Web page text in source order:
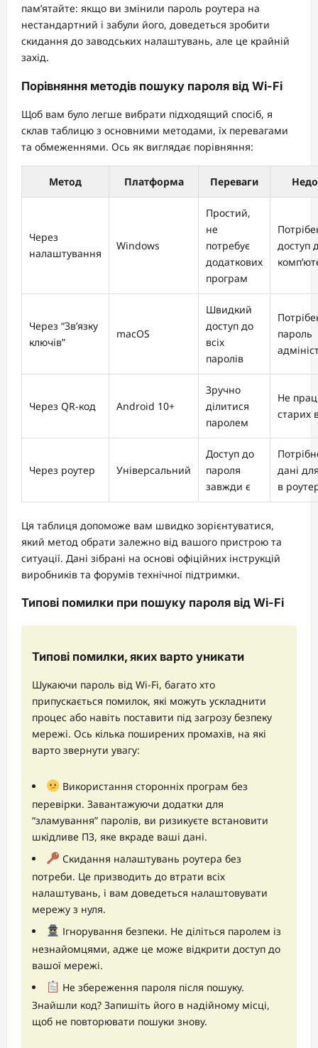
пам’ятайте: якщо ви змінили пароль роутера на
нестандартний і забули його, доведеться зробити
скидання до заводських налаштувань, але це крайній
захід.
Порівняння методів пошуку пароля від Wi-Fi
Щоб вам було легше вибрати підходящий спосіб, я
склав таблицю з основними методами, їх перевагами
та обмеженнями. Ось як виглядає порівняння:
Метод Платформа Переваги
Через
налаштування
Windows
Простий,
не
потребує
додаткових
програм
доступ
Через “Зв’язку
ключів”
macOS
Швидкий
доступ до
всіх
паролів
пароль
Через QR-код Android 10+
Зручно
ділитися
паролем
Не
старих
Через роутер Універсальний
Доступ до
пароля
завжди є
дані
в
Ця таблиця допоможе вам швидко зорієнтуватися,
який метод обрати залежно від вашого пристрою та
ситуації. Дані зібрані на основі офіційних інструкцій
виробників та форумів технічної підтримки.
Типові помилки при пошуку пароля від Wi-Fi
Типові помилки, яких варто уникати
Шукаючи пароль від Wi-Fi, багато хто
припускається помилок, які можуть ускладнити
процес або навіть поставити під загрозу безпеку
мережі. Ось кілька поширених промахів, на які
варто звернути увагу:
Використання сторонніх програм без
перевірки. Завантажуючи додатки для
“зламування” паролів, ви ризикуєте встановити
шкідливе ПЗ, яке вкраде ваші дані.
Скидання налаштувань роутера без
потреби. Це призводить до втрати всіх
налаштувань, і вам доведеться налаштовувати
мережу з нуля.
Ігнорування безпеки. Не діліться паролем із
незнайомцями, адже це може відкрити доступ до
вашої мережі.
Не збереження пароля після пошуку.
Знайшли код? Запишіть його в надійному місці,
щоб не повторювати пошуки знову.